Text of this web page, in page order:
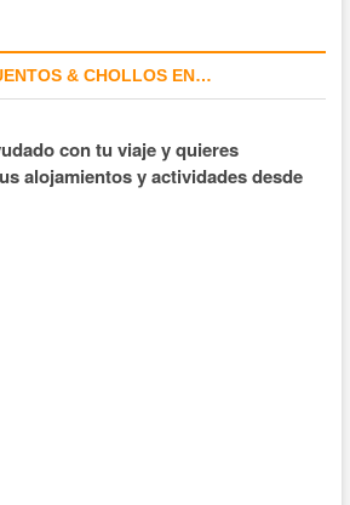
& CHOLLOS EN…
con tu viaje y quieres
alojamientos y actividades desde